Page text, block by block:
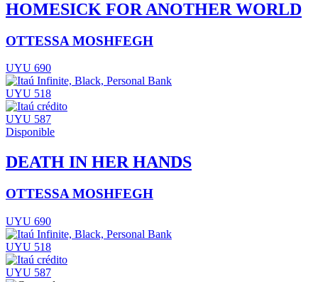
HOMESICK FOR ANOTHER WORLD
OTTESSA MOSHFEGH
UYU 690
UYU 518
UYU 587
Disponible
DEATH IN HER HANDS
OTTESSA MOSHFEGH
UYU 690
UYU 518
UYU 587